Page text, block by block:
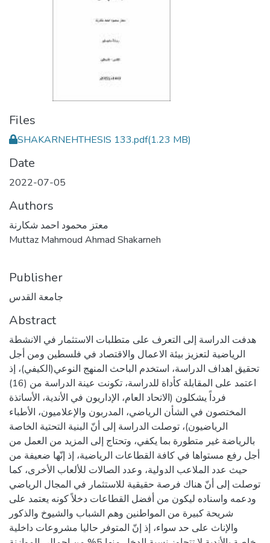
Files
SHAKARNEHTHESIS 133.pdf(1.23 MB)
Date
2022-07-05
Authors
معتز محمود احمد شكارنة
Muttaz Mahmoud Ahmad Shakarneh
Publisher
جامعة القدس
Abstract
هدفت الدراسة إلى التعرف على متطلبات الاستثمار في الانشطة
الرياضية لتعزيز بيئة الاعمال والاقتصاد في فلسطين ومن أجل
تحقيق اهداف الدراسة، استخدم الباحث المنهج النوعي(الكيفي)، إذ
اعتمد على المقابلة كأداة للدراسة، تكونت عينة الدراسة من (16)
فرداً يشكلون (الاتحاد العام، الإداريون في الأندية، الأساتذة
المختصون في الشأن الرياضي، المدربون والإعلاميون، الأطباء
الرياضيون)، توصلت الدراسة إلى أنّ البنية التحتية الخاصة
بالرياضة غير متطورة بما يكفي، وتحتاج إلى المزيد من العمل من
أجل رفع مستواها في كافة القطاعات الرياضية، إذ إنّها ضعيفة من
حيث عدد الملاعب الدولية، وعدد الصالات للألعاب الأخرى، كما
توصلت إلى أنّ هناك فرصة حقيقية للاستثمار في المجال الرياضي
ودعمه واسناده ليكون من أفضل القطاعات دخلاً كونه يعتمد على
شريحة كبيرة من المواطنين وهم الشباب والشيوخ والذكور
والإناث على حد سواء، إذ إنّ المتوفر حاليا مشروعات داخلية